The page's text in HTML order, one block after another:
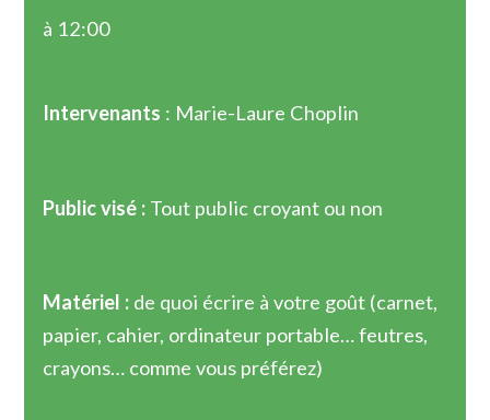
à 12:00
Intervenants : Marie-Laure Choplin
Public visé : Tout public croyant ou non
Matériel : de quoi écrire à votre goût (carnet,
papier, cahier, ordinateur portable… feutres,
crayons… comme vous préférez)